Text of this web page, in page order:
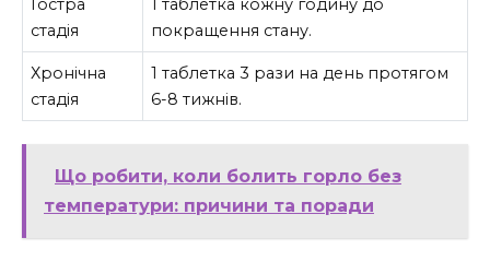
Гостра
стадія
1 таблетка кожну годину до
покращення стану.
Хронічна
стадія
1 таблетка 3 рази на день протягом
6-8 тижнів.
Що робити, коли болить горло без
температури: причини та поради